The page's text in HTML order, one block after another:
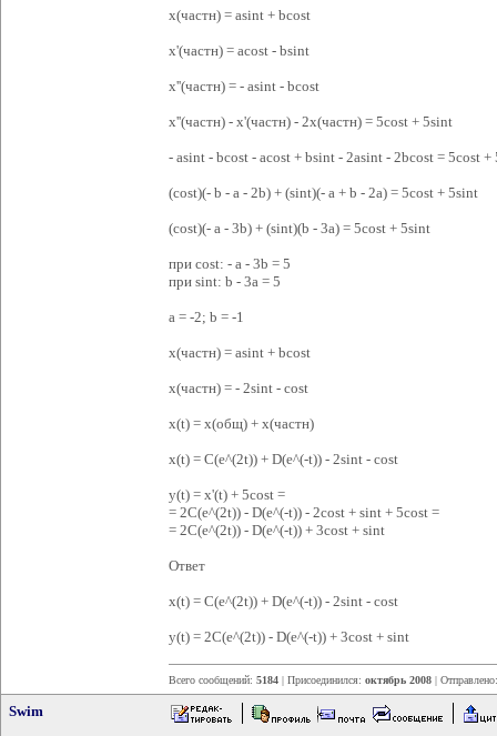
x(частн) = asint + bcost
x'(частн) = acost - bsint
x''(частн) = - asint - bcost
x''(частн) - x'(частн) - 2x(частн) = 5cost + 5sint
- asint - bcost - acost + bsint - 2asint - 2bcost = 5cost +
(cost)(- b - a - 2b) + (sint)(- a + b - 2a) = 5cost + 5sint
(cost)(- a - 3b) + (sint)(b - 3a) = 5cost + 5sint
при cost: - a - 3b = 5
при sint: b - 3a = 5
a = -2; b = -1
x(частн) = asint + bcost
x(частн) = - 2sint - cost
x(t) = x(общ) + x(частн)
x(t) = C(e^(2t)) + D(e^(-t)) - 2sint - cost
y(t) = x'(t) + 5cost =
= 2C(e^(2t)) - D(e^(-t)) - 2cost + sint + 5cost =
= 2C(e^(2t)) - D(e^(-t)) + 3cost + sint
Ответ
x(t) = C(e^(2t)) + D(e^(-t)) - 2sint - cost
y(t) = 2C(e^(2t)) - D(e^(-t)) + 3cost + sint
Всего сообщений: 5184 | Присоединился: октябрь 2008 |
Swim